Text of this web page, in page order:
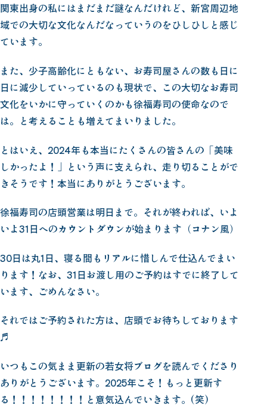
関東出身の私にはまだまだ謎なんだけれど、新宮周辺地
域での大切な文化なんだなっていうのをひしひしと感じ
ています。
また、少子高齢化にともない、お寿司屋さんの数も日に
日に減少していっているのも現状で、この大切なお寿司
文化をいかに守っていくのかも徐福寿司の使命なので
は。と考えることも増えてまいりました。
とはいえ、2024年も本当にたくさんの皆さんの「美味
しかったよ！」という声に支えられ、走り切ることがで
きそうです！本当にありがとうございます。
徐福寿司の店頭営業は明日まで。それが終われば、いよ
いよ31日へのカウントダウンが始まります（コナン風）
30日は丸1日、寝る間もリアルに惜しんで仕込んでまい
ります！なお、31日お渡し用のご予約はすでに終了して
います、ごめんなさい。
それではご予約された方は、店頭でお待ちしております
♬
いつもこの気まま更新の若女将ブログを読んでくださり
ありがとうございます。2025年こそ！もっと更新す
る！！！！！！！！と意気込んでいきます。(笑)